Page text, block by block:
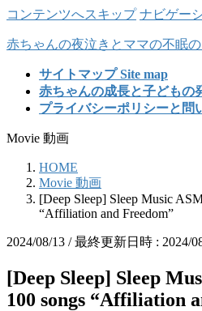
コンテンツへスキップ ナビゲー
赤ちゃんの夜泣きとママの不眠
サイトマップ Site map
赤ちゃんの成長と子どもの
プライバシーポリシーと問
Movie 動画
HOME
Movie 動画
[Deep Sleep] Sleep Music
“Affiliation and Freedom”
2024/08/13 / 最終更新日時 : 2024/
[Deep Sleep] Sleep
100 songs “Affiliation